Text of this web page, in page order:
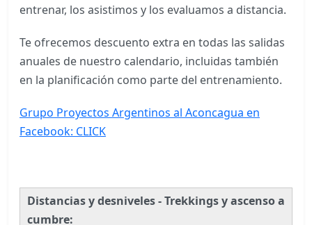
entrenar, los asistimos y los evaluamos a distancia.
Te ofrecemos descuento extra en todas las salidas
anuales de nuestro calendario, incluidas también
en la planificación como parte del entrenamiento.
Grupo Proyectos Argentinos al Aconcagua en
Facebook: CLICK
Distancias y desniveles -Trekkings y ascenso a
cumbre: